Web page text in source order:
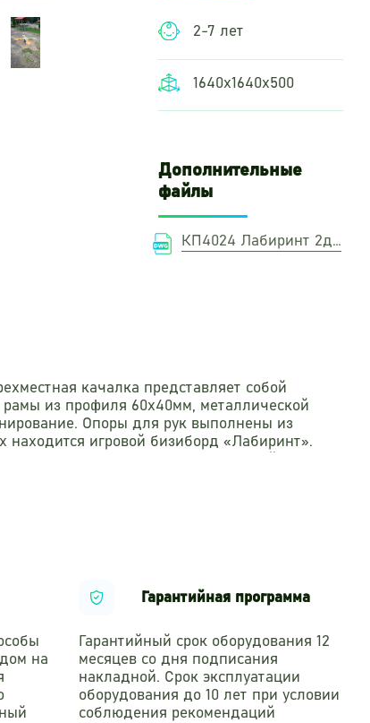
2-7 лет
1640х1640х500
Дополнительные
файлы
КП4024 Лабиринт 2д.DWG
качалка представляет собой
из профиля 60х40мм, металлической
Опоры для рук выполнены из
находится игровой бизиборд «Лабиринт».
цветного HDPE пластика толщиной 15мм,
изготовлен из прозрачного
провести металлический шарик через
равновесия. Шарик легко может
имеет скругленные, радиусом 3мм,
Порошковое полимерное покрытие
металлического элемента порошковой
полимерную пленку.
Все болтовые соединения закрыты
на
Гарантийная программа
Гарантийный срок оборудования 12
месяцев со дня подписания
накладной. Срок эксплуатации
оборудования до 10 лет при условии
соблюдения рекомендаций